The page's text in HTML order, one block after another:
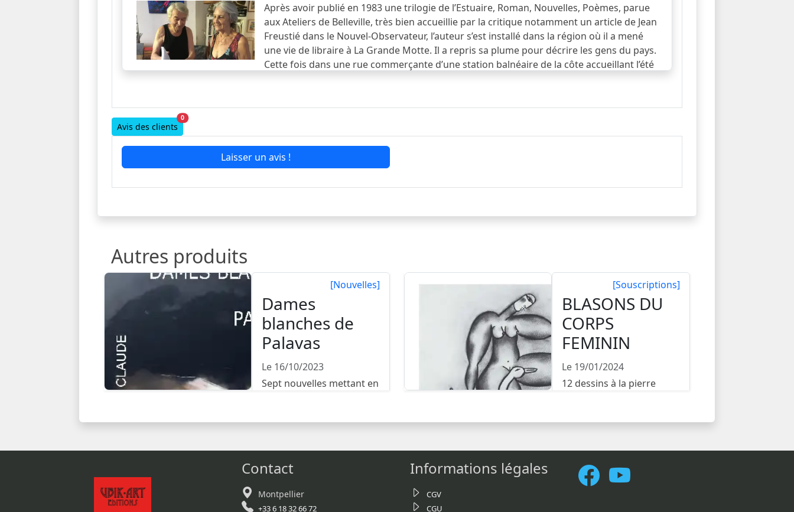
Après avoir publié en 1983 une trilogie de l’Estuaire, Roman, Nouvelles, Poèmes, parue
aux Ateliers de Belleville, très bien accueillie par la critique notamment un article de Jean
Freustié dans le Nouvel-Observateur, l’auteur s’est installé dans la région où il a mené
une vie de libraire à La Grande Motte. Il a repris sa plume pour décrire les gens du pays.
Cette fois dans une rue commerçante d’une station balnéaire de la côte accueillant l’été
Avis des clients
0
Laisser un avis !
Autres produits
[Nouvelles]
Dames
blanches de
Palavas
Le 16/10/2023
Sept nouvelles mettant en
[Souscriptions]
BLASONS DU
CORPS
FEMININ
Le 19/01/2024
12 dessins à la pierre
Contact
Montpellier
+33 6 18 32 66 72
Informations légales
CGV
CGU